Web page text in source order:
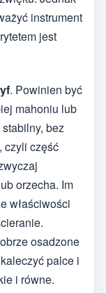
instrument
jest
. Powinien być
mahoniu lub
bez
, czyli część
orzecha. Im
właściwości
osadzone
palce i
i równe.